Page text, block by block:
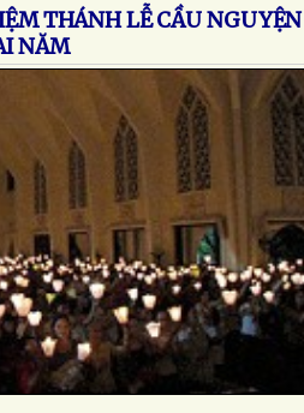
THÁNH LỄ CẦU NGUYỆN
NĂM